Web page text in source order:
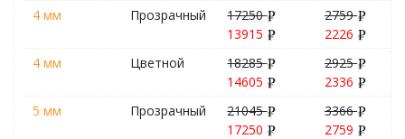
4 мм
Прозрачный
17250
13915
2759
2226
4 мм
Цветной
18285
14605
2925
2336
5 мм
Прозрачный
21045
17250
3366
2759